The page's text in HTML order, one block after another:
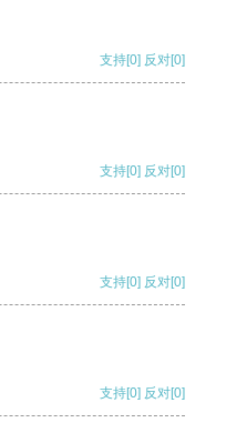
支持[0] 反对[0]
支持[0] 反对[0]
支持[0] 反对[0]
支持[0] 反对[0]